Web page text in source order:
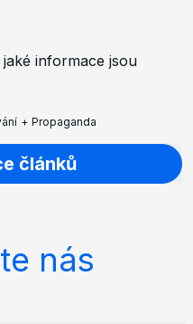
informace jsou
+ Propaganda
článků
nás